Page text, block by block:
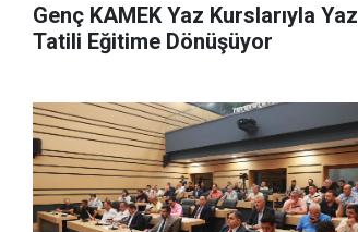
Genç KAMEK Yaz Kurslarıyla Yaz
Tatili Eğitime Dönüşüyor